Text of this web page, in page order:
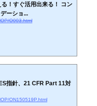
る！すぐ活用出来る！ コン
ーショ...
O003.html
指針、21 CFR Part 11対
ON150519P.html